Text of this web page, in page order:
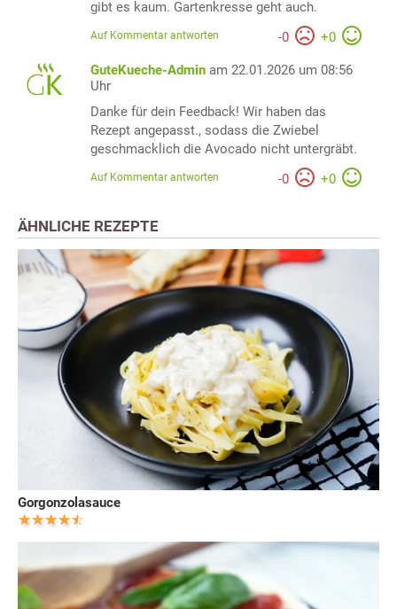
gibt es kaum. Gartenkresse geht auch.
-0 +0
Auf Kommentar antworten
GuteKueche-Admin am 22.01.2026 um 08:56
Uhr
Danke für dein Feedback! Wir haben das
Rezept angepasst., sodass die Zwiebel
geschmacklich die Avocado nicht untergräbt.
-0 +0
Auf Kommentar antworten
ÄHNLICHE REZEPTE
Gorgonzolasauce